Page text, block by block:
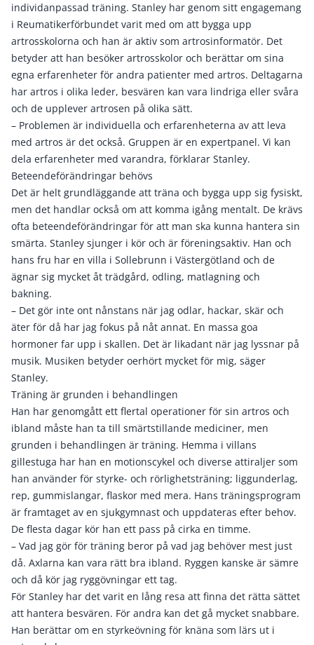
individanpassad träning. Stanley har genom sitt engagemang
i Reumatikerförbundet varit med om att bygga upp
artrosskolorna och han är aktiv som artrosinformatör. Det
betyder att han besöker artrosskolor och berättar om sina
egna erfarenheter för andra patienter med artros. Deltagarna
har artros i olika leder, besvären kan vara lindriga eller svåra
och de upplever artrosen på olika sätt.
– Problemen är individuella och erfarenheterna av att leva
med artros är det också. Gruppen är en expertpanel. Vi kan
dela erfarenheter med varandra, förklarar Stanley.
Beteendeförändringar behövs
Det är helt grundläggande att träna och bygga upp sig fysiskt,
men det handlar också om att komma igång mentalt. De krävs
ofta beteendeförändringar för att man ska kunna hantera sin
smärta. Stanley sjunger i kör och är föreningsaktiv. Han och
hans fru har en villa i Sollebrunn i Västergötland och de
ägnar sig mycket åt trädgård, odling, matlagning och
bakning.
– Det gör inte ont nånstans när jag odlar, hackar, skär och
äter för då har jag fokus på nåt annat. En massa goa
hormoner far upp i skallen. Det är likadant när jag lyssnar på
musik. Musiken betyder oerhört mycket för mig, säger
Stanley.
Träning är grunden i behandlingen
Han har genomgått ett flertal operationer för sin artros och
ibland måste han ta till smärtstillande mediciner, men
grunden i behandlingen är träning. Hemma i villans
gillestuga har han en motionscykel och diverse attiraljer som
han använder för styrke- och rörlighetsträning; liggunderlag,
rep, gummislangar, flaskor med mera. Hans träningsprogram
är framtaget av en sjukgymnast och uppdateras efter behov.
De flesta dagar kör han ett pass på cirka en timme.
– Vad jag gör för träning beror på vad jag behöver mest just
då. Axlarna kan vara rätt bra ibland. Ryggen kanske är sämre
och då kör jag ryggövningar ett tag.
För Stanley har det varit en lång resa att finna det rätta sättet
att hantera besvären. För andra kan det gå mycket snabbare.
Han berättar om en styrkeövning för knäna som lärs ut i